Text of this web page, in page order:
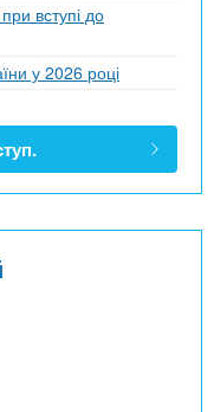
вступі до
у 2026 році